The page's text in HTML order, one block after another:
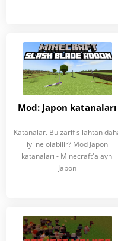
Mod: Japon katanaları
Katanalar. Bu zarif silahtan
iyi ne olabilir? Mod Japon
katanaları - Minecraft'a aynı
Japon